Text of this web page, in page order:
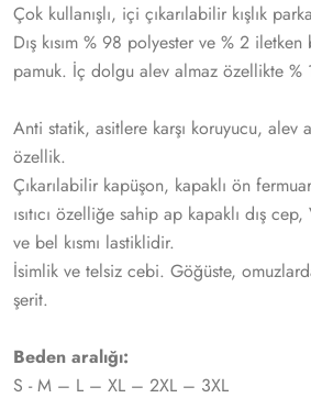
Çok kullanışlı, içi çıkarılabilir kışlık parka
Dış kısım % 98 polyester ve % 2
pamuk. İç dolgu alev almaz özellikte %
Anti statik, asitlere karşı koruyucu, alev
özellik.
Çıkarılabilir kapüşon, kapaklı ön
ısıtıcı özelliğe sahip ap kapaklı dış
ve bel kısmı lastiklidir.
İsimlik ve telsiz cebi. Göğüste,
şerit.
Beden aralığı:
S - M – L – XL – 2XL – 3XL